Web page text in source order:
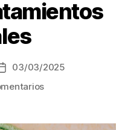
03/03/2025